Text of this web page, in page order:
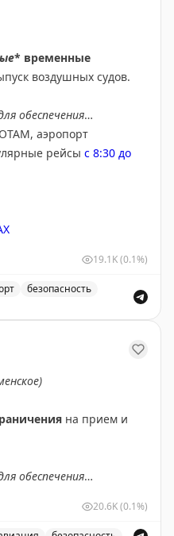
* временные
воздушных судов.
обеспечения
аэропорт
рейсы с 8:30 до
19.1K(0.1%)
безопасность
на прием и
обеспечения
20.6K(0.1%)